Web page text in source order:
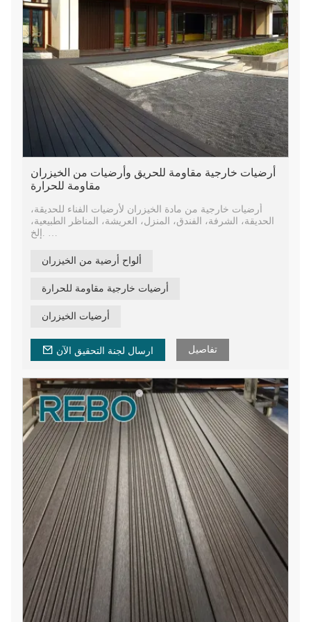
أرضيات خارجية مقاومة للحريق وأرضيات من الخيزران
مقاومة للحرارة
أرضيات خارجية من مادة الخيزران لأرضيات الفناء للحديقة،
الحديقة، الشرفة، الفندق، المنزل، العريشة، المناظر الطبيعية،
إلخ.
مادة خارجية لأرضيات الخيزران المنسوجة من خيوط متفحمة،
تتميز برأس لسان وأخدود لسهولة التركيب، بطول 1850 مم،
وفقًا لمعيار E1 مع خصائص متانة عالية. أرضيات من خشب
ألواح أرضية من الخيزران
أرضيات خارجية مقاومة للحرارة
أرضيات الخيزران
ارسال لجنة التحقيق الآن تفاصيل